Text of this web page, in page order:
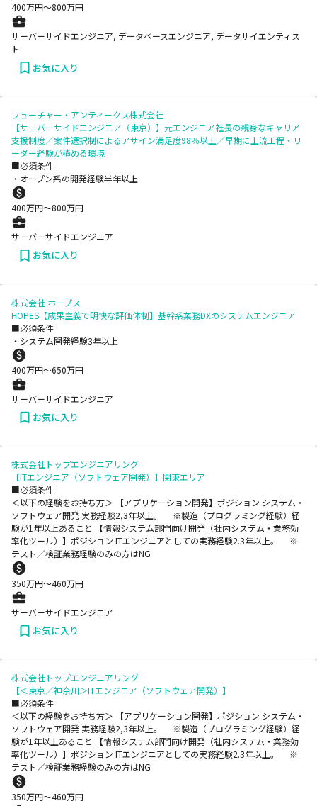
400万円〜800万円
サーバーサイドエンジニア, データベースエンジニア, データサイエンティス
ト
お気に入り
フューチャー・アンティークス株式会社
【サーバーサイドエンジニア（東京）】元エンジニア社長の親身なキャリア
支援制度／案件選択制によるアサイン満足度98％以上／早期に上流工程・リ
ーダー経験が積める環境
■必須条件
・オープン系の開発経験半年以上
400万円〜800万円
サーバーサイドエンジニア
お気に入り
株式会社 ホープス
HOPES【成果主義で明快な評価体制】基幹系業務DXのシステムエンジニア
■必須条件
・システム開発経験3年以上
400万円〜650万円
サーバーサイドエンジニア
お気に入り
株式会社トップエンジニアリング
【ITエンジニア（ソフトウェア開発）】関東エリア
■必須条件
＜以下の経験をお持ち方＞ 【アプリケーション開発】ポジション システム・
ソフトウェア開発 実務経験2,3年以上。 ※製造（プログラミング経験）経
験が1年以上あること 【情報システム部門向け開発（社内システム・業務効
率化ツール）】ポジション ITエンジニアとしての実務経験2.3年以上。 ※
テスト／検証業務経験のみの方はNG
350万円〜460万円
サーバーサイドエンジニア
お気に入り
株式会社トップエンジニアリング
【＜東京／神奈川＞ITエンジニア（ソフトウェア開発）】
■必須条件
＜以下の経験をお持ち方＞ 【アプリケーション開発】ポジション システム・
ソフトウェア開発 実務経験2,3年以上。 ※製造（プログラミング経験）経
験が1年以上あること 【情報システム部門向け開発（社内システム・業務効
率化ツール）】ポジション ITエンジニアとしての実務経験2.3年以上。 ※
テスト／検証業務経験のみの方はNG
350万円〜460万円